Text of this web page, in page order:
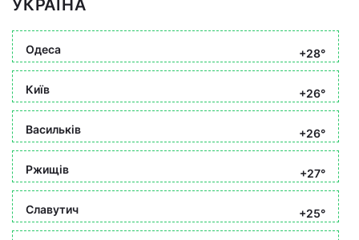
УКРАЇНА
Одеса +28°
Київ +26°
Васильків +26°
Ржищів +27°
Славутич +25°